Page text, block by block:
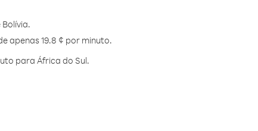
apenas 19.8 ¢ por minuto.
para África do Sul.